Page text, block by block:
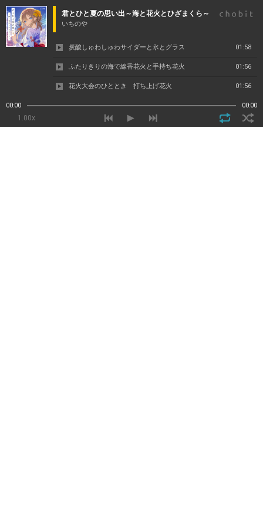
君とひと夏の思い出～海と花火とひざまくら～
いちのや
炭酸しゅわしゅわサイダーと氷とグラス 01:58
ふたりきりの海で線香花火と手持ち花火 01:56
花火大会のひととき 打ち上げ花火 01:56
ささやきひざまくら添い寝 01:47
セミと風鈴と寝息 お昼寝タイム 01:47
00:00 00:00
1.00x